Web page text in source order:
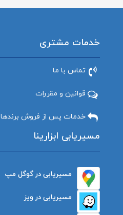
خدمات مشتری
تماس با ما
قوانین و مقررات
خدمات پس از فروش برندها
مسیریابی ابزارینا
مسیریابی در گوگل مپ
مسیریابی در ویز